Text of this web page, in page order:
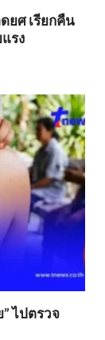
ยศ เรียกคืน
รง
ไปตรวจ